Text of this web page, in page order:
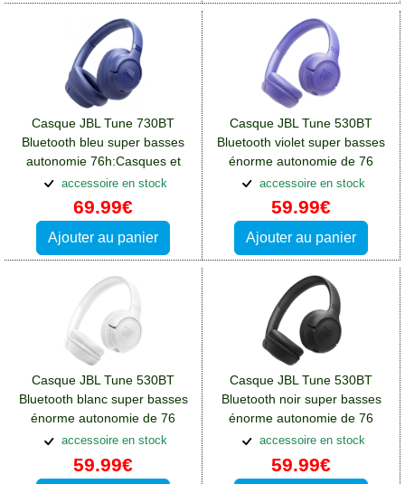
Casque JBL Tune 730BT
Bluetooth bleu super basses
autonomie 76h:Casques et
écouteurs Oppo A76
accessoire en stock
69.99€
Ajouter au panier
Casque JBL Tune 530BT
Bluetooth violet super basses
énorme autonomie de 76
heures:Casques et écouteurs
Oppo A76
accessoire en stock
59.99€
Ajouter au panier
Casque JBL Tune 530BT
Bluetooth blanc super basses
énorme autonomie de 76
heures:Casques et écouteurs
Oppo A76
accessoire en stock
59.99€
Casque JBL Tune 530BT
Bluetooth noir super basses
énorme autonomie de 76
heures:Casques et écouteurs
Oppo A76
accessoire en stock
59.99€